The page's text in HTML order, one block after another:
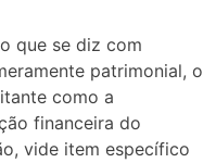
que se diz com
patrimonial, o
como a
financeira do
vide item específico